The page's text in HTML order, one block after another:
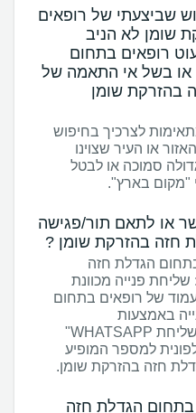
שביצעתי של רופאים
שומן לא הניב
רופאים בתחום
או בשל אי התאמה של
בהזרקת שומן
לצרכיך בחיפוש
או העיר שצוינו
סמוכה או לבטל
"מקום בארץ".
או לתאם תור/פגישה
חזה בהזרקת שומן ?
הגדלת חזה
פנייה מכוונת
של רופאים בתחום
באמצעות
WHATSAPP על ידי כפתור "שליחת WHATSAPP"
למספר המופיע
חזה בהזרקת שומן.
הגדלת חזה